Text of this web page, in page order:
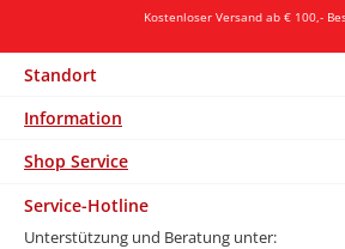
Kostenloser Versand ab € 100,-
Standort
Information
Shop Service
Service-Hotline
Unterstützung und Beratung unter: